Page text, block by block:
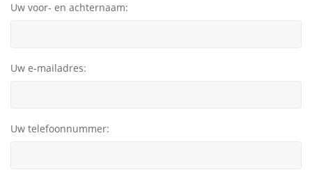
Uw voor- en achternaam:
Uw e-mailadres:
Uw telefoonnummer: